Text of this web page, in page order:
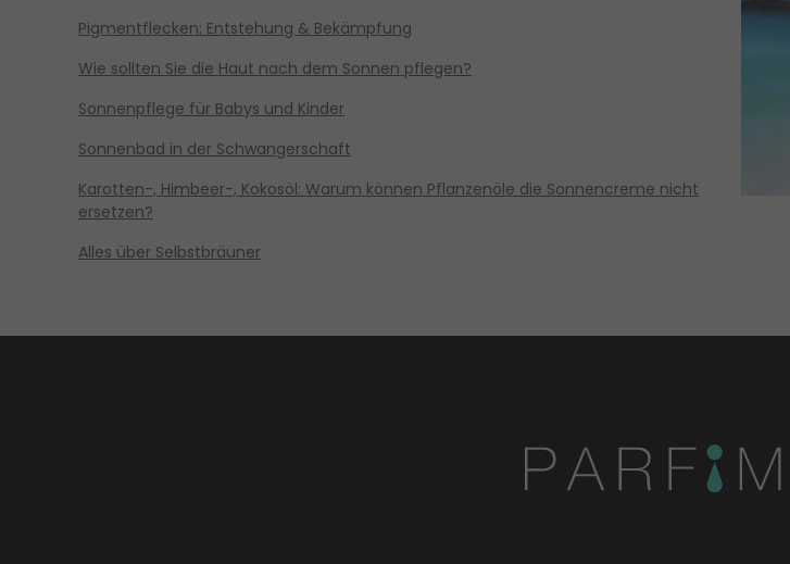
Pigmentflecken: Entstehung & Bekämpfung
Wie sollten Sie die Haut nach dem Sonnen pflegen?
Sonnenpflege für Babys und Kinder
Sonnenbad in der Schwangerschaft
Karotten-, Himbeer-, Kokosöl: Warum können Pflanzenöle die Sonnencreme nicht
ersetzen?
Alles über Selbstbräuner